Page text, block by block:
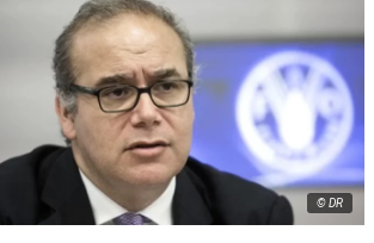
© DR